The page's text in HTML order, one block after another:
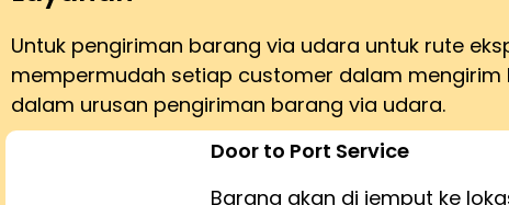
Untuk pengiriman barang via udara untuk rute
mempermudah setiap customer dalam
dalam urusan pengiriman barang via udara.
Door to Port Service
Barang akan di jemput ke